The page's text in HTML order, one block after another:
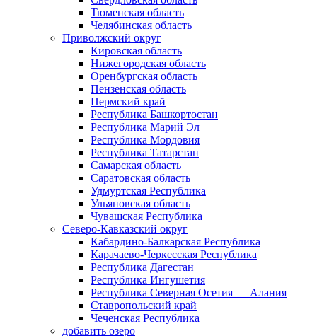
Тюменская область
Челябинская область
Приволжский округ
Кировская область
Нижегородская область
Оренбургская область
Пензенская область
Пермский край
Республика Башкортостан
Республика Марий Эл
Республика Мордовия
Республика Татарстан
Самарская область
Саратовская область
Удмуртская Республика
Ульяновская область
Чувашская Республика
Северо-Кавказский округ
Кабардино-Балкарская Республика
Карачаево-Черкесская Республика
Республика Дагестан
Республика Ингушетия
Республика Северная Осетия — Алания
Ставропольский край
Чеченская Республика
добавить озеро